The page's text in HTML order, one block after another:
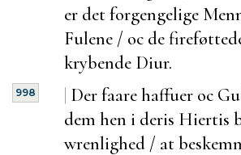
er det forgengelige
Fulene / oc de
krybende Diur.
|
998
Der faare haffuer oc
dem hen i deris Hiertis
wrenlighed / at